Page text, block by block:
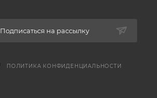
Подписаться на рассылку
ПОЛИТИКА КОНФИДЕНЦИАЛЬНОСТИ